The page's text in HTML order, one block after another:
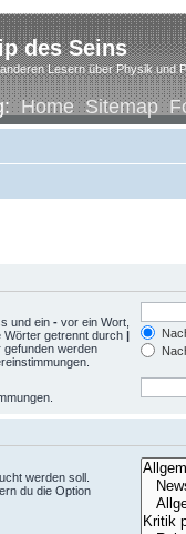
des Seins
Lesern über Physik und
Home Sitemap
und ein - vor ein Wort,
Wörter getrennt durch |
gefunden werden
werden soll.
du die Option